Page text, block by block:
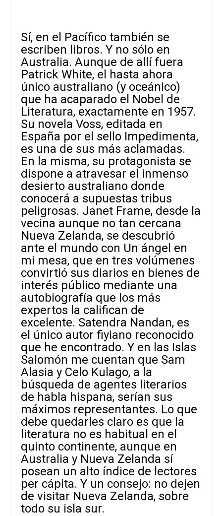
Sí, en el Pacífico también se
escriben libros. Y no sólo en
Australia. Aunque de allí fuera
Patrick White, el hasta ahora
único australiano (y oceánico)
que ha acaparado el Nobel de
Literatura, exactamente en 1957.
Su novelaVoss, editada en
España por el sello Impedimenta,
es una de sus más aclamadas.
En la misma, su protagonista se
dispone a atravesar el inmenso
desierto australiano donde
conocerá a supuestas tribus
peligrosas. Janet Frame, desde la
vecina aunque no tan cercana
Nueva Zelanda, se descubrió
ante el mundo con Un ángel en
mi mesa, que en tres volúmenes
convirtió sus diarios en bienes de
interés público mediante una
autobiografía que los más
expertos la califican de
excelente. Satendra Nandan, es
el único autor fiyiano reconocido
que he encontrado. Y en las Islas
Salomón me cuentan que Sam
Alasia y Celo Kulago, a la
búsqueda de agentes literarios
de habla hispana, serían sus
máximos representantes. Lo que
debe quedarles claro es que la
literatura no es habitual en el
quinto continente, aunque en
Australia y Nueva Zelanda sí
posean un alto índice de lectores
per cápita. Y un consejo: no dejen
de visitar Nueva Zelanda, sobre
todo su isla sur.